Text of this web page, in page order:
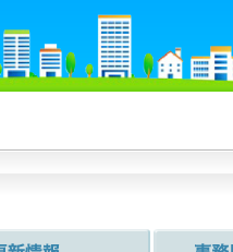
更新情報